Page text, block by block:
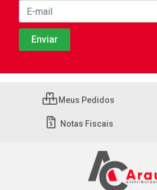
Meus Pedidos
Notas Fiscais